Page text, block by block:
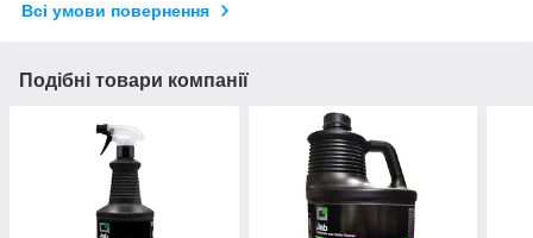
Всі умови повернення
Подібні товари компанії